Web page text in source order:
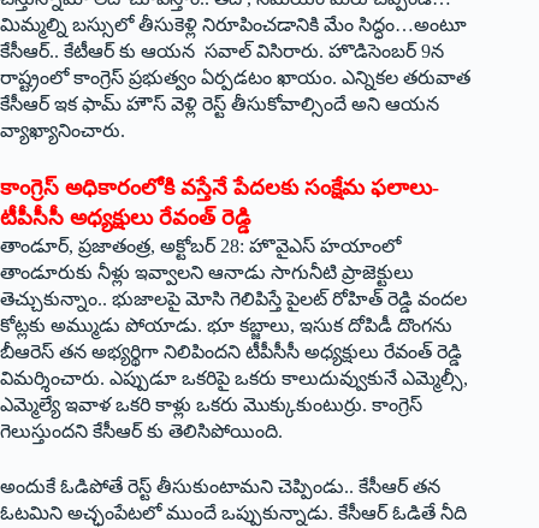
మిమ్మల్ని బస్సులో తీసుకెళ్లి నిరూపించడానికి మేం సిద్ధం…అంటూ
కేసీఆర్‌.. ‌కేటీఆర్‌ ‌కు ఆయన సవాల్‌ ‌విసిరారు. హొడిసెంబర్‌ 9‌న
రాష్ట్రంలో కాంగ్రెస్‌ ‌ప్రభుత్వం ఏర్పడటం ఖాయం. ఎన్నికల తరువాత
కేసీఆర్‌ ఇక ఫామ్‌ ‌హౌస్‌ ‌వెళ్లి రెస్ట్ ‌తీసుకోవాల్సిందే అని ఆయన
వ్యాఖ్యానించారు.
‌కాంగ్రెస్‌ అధికారంలోకి వస్తేనే పేదలకు సంక్షేమ ఫలాలు-
టీపీసీసీ అధ్యక్షులు రేవంత్‌ ‌రెడ్డి
తాండూర్‌, ‌ప్రజాతంత్ర, అక్టోబర్‌ 28: ‌హొవైఎస్‌ ‌హయాంలో
తాండూరుకు నీళ్లు ఇవ్వాలని ఆనాడు సాగునీటి ప్రాజెక్టులు
తెచ్చుకున్నాం.. భుజాలపై మోసి గెలిపిస్తే పైలట్‌ ‌రోహిత్‌ ‌రెడ్డి వందల
కోట్లకు అమ్ముడు పోయాడు. భూ కబ్జాలు, ఇసుక దోపిడీ దొంగను
బీఆరెస్‌ ‌తన అభ్యర్థిగా నిలిపిందని టీపీసీసీ అధ్యక్షులు రేవంత్‌ ‌రెడ్డి
విమర్శించారు. ఎప్పుడూ ఒకరిపై ఒకరు కాలుదువ్వుకునే ఎమ్మెల్సీ,
ఎమ్మెల్యే ఇవాళ ఒకరి కాళ్లు ఒకరు మొక్కుకుంటుర్రు. కాంగ్రెస్‌
‌గెలుస్తుందని కేసీఆర్‌ ‌కు తెలిసిపోయింది.
అందుకే ఓడిపోతే రెస్ట్ ‌తీసుకుంటామని చెప్పిండు.. కేసీఆర్‌ ‌తన
ఓటమిని అచ్ఛంపేటలో ముందే ఒప్పుకున్నాడు. కేసీఆర్‌ ఓడితే నీది